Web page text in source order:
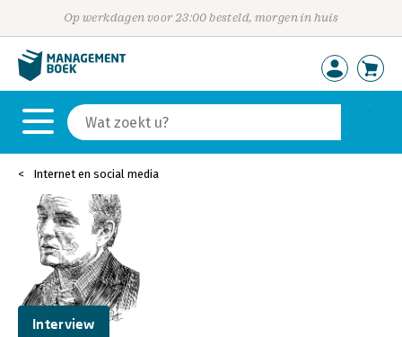
Op werkdagen voor 23:00 besteld, morgen in huis
Internet en social media
Interview